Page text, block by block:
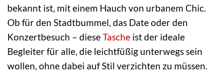
bekannt ist, mit einem Hauch von urbanem Chic.
Ob für den Stadtbummel, das Date oder den
Konzertbesuch – dieseTasche ist der ideale
Begleiter für alle, die leichtfüßig unterwegs sein
wollen, ohne dabei auf Stil verzichten zu müssen.